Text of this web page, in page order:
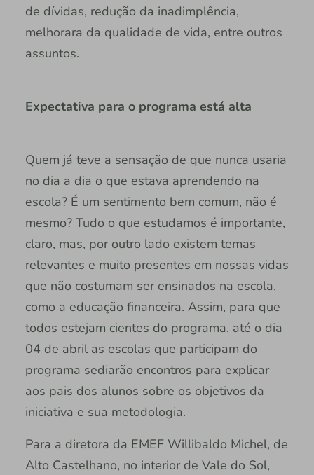
de dívidas, redução da inadimplência,
melhorara da qualidade de vida, entre outros
assuntos.
Expectativa para o programa está alta
Quem já teve a sensação de que nunca usaria
no dia a dia o que estava aprendendo na
escola? É um sentimento bem comum, não é
mesmo? Tudo o que estudamos é importante,
claro, mas, por outro lado existem temas
relevantes e muito presentes em nossas vidas
que não costumam ser ensinados na escola,
como a educação financeira. Assim, para que
todos estejam cientes do programa, até o dia
04 de abril as escolas que participam do
programa sediarão encontros para explicar
aos pais dos alunos sobre os objetivos da
iniciativa e sua metodologia.
Para a diretora da EMEF Willibaldo Michel, de
Alto Castelhano, no interior de Vale do Sol,